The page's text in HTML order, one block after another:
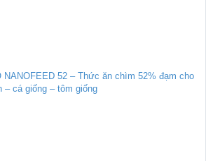
NANOFEED 52 – Thức ăn chìm 52% đạm cho
– cá giống – tôm giống